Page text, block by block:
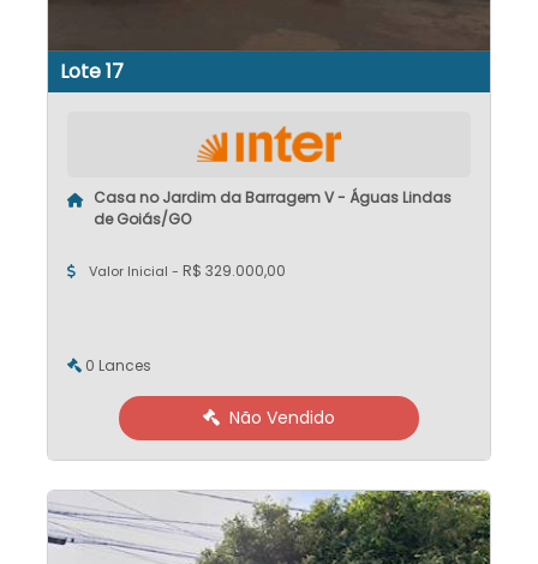
Lote 17
Casa no Jardim da Barragem V - Águas Lindas
de Goiás/GO
Valor Inicial - R$ 329.000,00
0 Lances
Não Vendido